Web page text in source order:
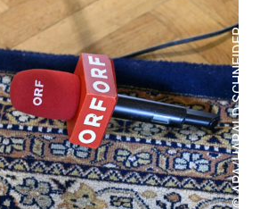
© APA/HARALD SCHNEIDER